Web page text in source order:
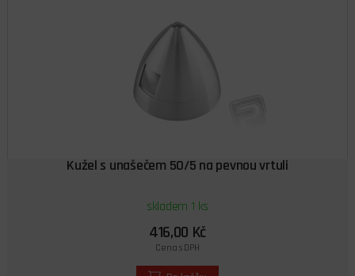
Kužel s unašečem 50/5 na pevnou vrtuli
skladem 1 ks
416,00 Kč
Cena s DPH